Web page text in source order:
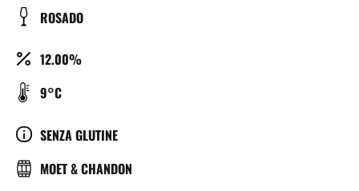
BIÈRE
COULEUR
ROSADO
ALCOOL
12.00%
TEMPÉRATURE
SERVICE
(°C)
9°C
CULTURE
SENZA GLUTINE
BRASSERIE
MOET & CHANDON